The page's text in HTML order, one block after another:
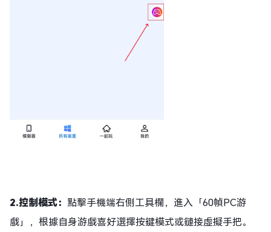
2.控制模式： 點擊手機端右側工具欄，進入「60幀PC游
戲」，根據自身游戲喜好選擇按鍵模式或鏈接虛擬手把。